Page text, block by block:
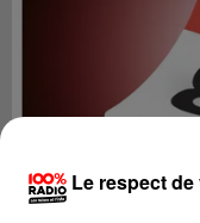
Le respect